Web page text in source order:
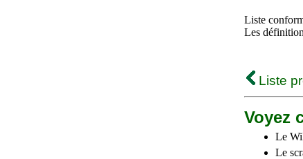
Liste
Les
Liste
Voyez
Le
Le